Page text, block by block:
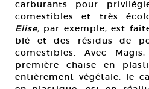
carburants pour
comestibles et très
Elise, par exemple, est
blé et des résidus de
comestibles. Avec
première chaise en
entièrement végétale: le